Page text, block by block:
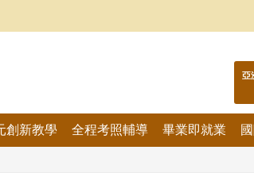
亞
創新教學 全程考照輔導 畢業即就業